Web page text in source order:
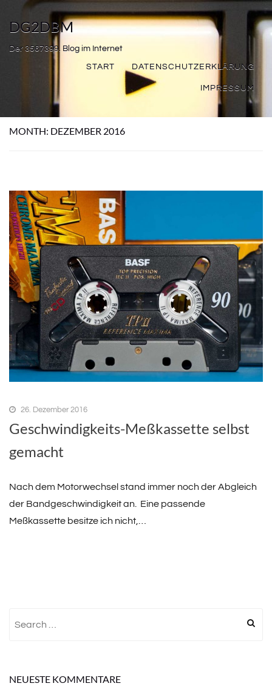
DG2DBM
Der 3567399. Blog im Internet
START DATENSCHUTZERKLÄRUNG
IMPRESSUM
MONTH: DEZEMBER 2016
26. Dezember 2016
Geschwindigkeits-Meßkassette selbst
gemacht
Nach dem Motorwechsel stand immer noch der Abgleich
der Bandgeschwindigkeit an. Eine passende
Meßkassette besitze ich nicht,…
NEUESTE KOMMENTARE